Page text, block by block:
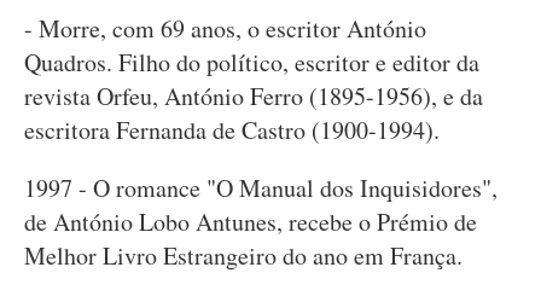
- Morre, com 69 anos, o escritor António
Quadros. Filho do político, escritor e editor da
revista Orfeu, António Ferro (1895-1956), e da
escritora Fernanda de Castro (1900-1994).
1997 - O romance "O Manual dos Inquisidores",
de António Lobo Antunes, recebe o Prémio de
Melhor Livro Estrangeiro do ano em França.